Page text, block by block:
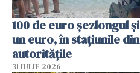
100 de euro șezlongul
un euro, în stațiunile
autoritățile
31 IULIE 2026